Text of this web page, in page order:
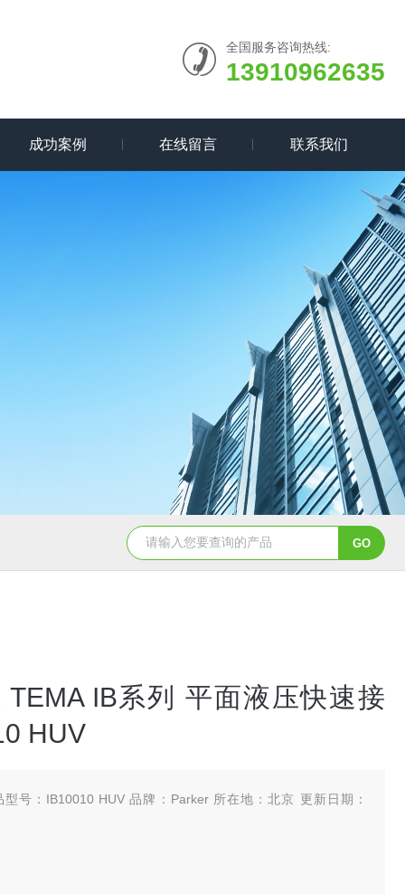
全国服务咨询热线:
13910962635
成功案例 在线留言 联系我们
5347信德迈代理Parker 45度绝缘防水接头 5353信
TEMA IB系列 平面液压快速接
HUV
型号：IB10010 HUV 品牌：Parker 所在地：北京 更新日期：